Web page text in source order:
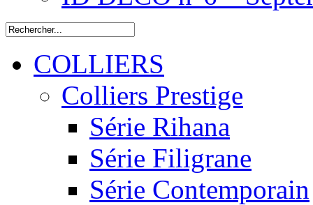
COLLIERS
Colliers Prestige
Série Rihana
Série Filigrane
Série Contemporain